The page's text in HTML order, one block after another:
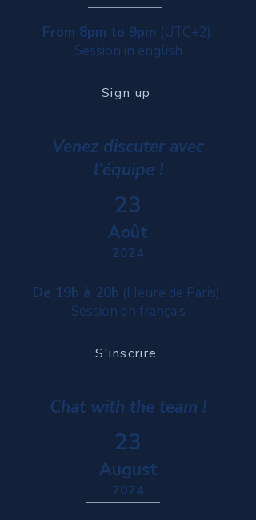
From 8pm to 9pm (UTC+2)
Session in english
Sign up
Venez discuter avec
l'équipe !
23
Août
2024
De 19h à 20h (Heure de Paris)
Session en français
S'inscrire
Chat with the team !
23
August
2024